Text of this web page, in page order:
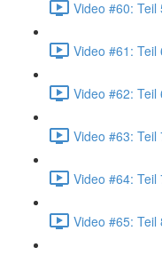
Video #60: Teil
Video #61: Teil
Video #62: Teil
Video #63: Teil
Video #64: Teil
Video #65: Teil